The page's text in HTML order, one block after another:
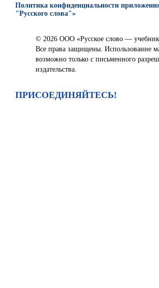
Политика конфиденциальности
"Русского слова"»
© 2026 ООО «Русское слово —
Все права защищены. Использование
возможно только с письменного
издательства.
ПРИСОЕДИНЯЙТЕСЬ!